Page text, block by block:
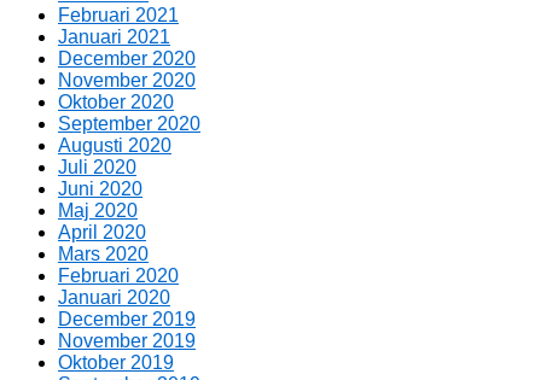
Februari 2021
Januari 2021
December 2020
November 2020
Oktober 2020
September 2020
Augusti 2020
Juli 2020
Juni 2020
Maj 2020
April 2020
Mars 2020
Februari 2020
Januari 2020
December 2019
November 2019
Oktober 2019